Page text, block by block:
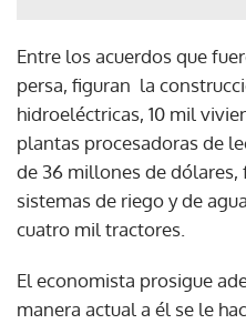
Entre los acuerdos que
persa, figuran la
hidroeléctricas, 10 mil
plantas procesadoras de
de 36 millones de dólares,
sistemas de riego y de
cuatro mil tractores.
El economista prosigue
manera actual a él se le